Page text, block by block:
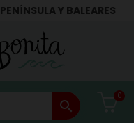
Y BALEARES
search
0